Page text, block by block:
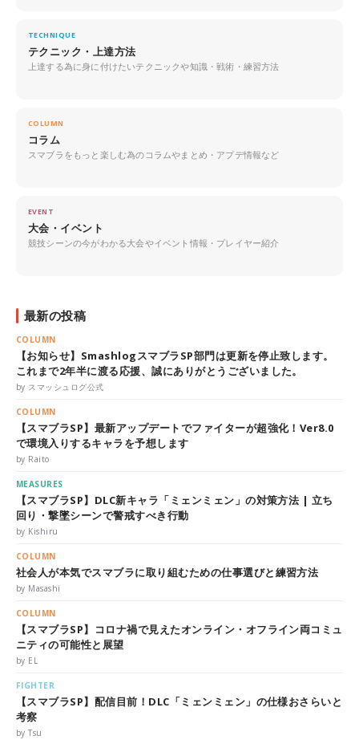
TECHNIQUE
テクニック・上達方法
上達する為に身に付けたいテクニックや知識・戦術・練習方法
COLUMN
コラム
スマブラをもっと楽しむ為のコラムやまとめ・アプデ情報など
EVENT
大会・イベント
競技シーンの今がわかる大会やイベント情報・プレイヤー紹介
最新の投稿
COLUMN
【お知らせ】SmashlogスマブラSP部門は更新を停止致します。
これまで2年半に渡る応援、誠にありがとうございました。
by スマッシュログ公式
COLUMN
【スマブラSP】最新アップデートでファイターが超強化！Ver8.0
で環境入りするキャラを予想します
by Raito
MEASURES
【スマブラSP】DLC新キャラ「ミェンミェン」の対策方法 | 立ち
回り・撃墜シーンで警戒すべき行動
by Kishiru
COLUMN
社会人が本気でスマブラに取り組むための仕事選びと練習方法
by Masashi
COLUMN
【スマブラSP】コロナ禍で見えたオンライン・オフライン両コミュ
ニティの可能性と展望
by EL
FIGHTER
【スマブラSP】配信目前！DLC「ミェンミェン」の仕様おさらいと
考察
by Tsu